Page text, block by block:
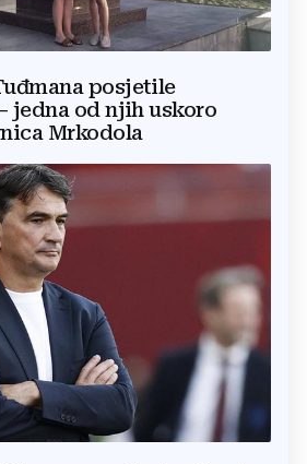
posjetile
jedna od njih uskoro
Mrkodola